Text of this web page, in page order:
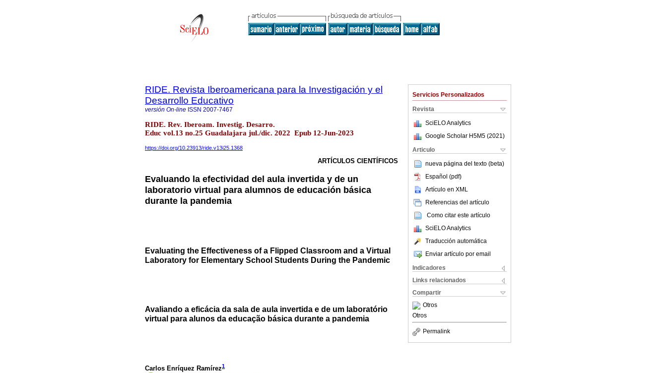
Servicios Personalizados
Revista
SciELO Analytics
Google Scholar H5M5 (2021 )
Articulo
nueva página del texto (beta)
Español (pdf)
Artículo en XML
Referencias del artículo
Como citar este artículo
SciELO Analytics
Traducción automática
Enviar artículo por email
Indicadores
Links relacionados
Compartir
Otros
Otros
Permalink
RIDE. Revista Iberoamericana para la Investigación y el
Desarrollo Educativo
versión On-line ISSN 2007-7467
RIDE. Rev. Iberoam. Investig. Desarro.
Educ vol.13 no.25 Guadalajara jul./dic. 2022 Epub 12-Jun-2023
https://doi.org/10.23913/ride.v13i25.1368
ARTÍCULOS CIENTÍFICOS
Evaluando la efectividad del aula invertida y de un
laboratorio virtual para alumnos de educación básica
durante la pandemia
Evaluating the Effectiveness of a Flipped Classroom and a Virtual
Laboratory for Elementary School Students During the Pandemic
Avaliando a eficácia da sala de aula invertida e de um laboratório
virtual para alunos da educação básica durante a pandemia
Carlos Enríquez Ramírez1